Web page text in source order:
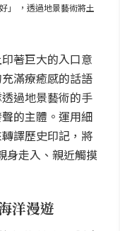
」 ，透過地景藝術將土
著巨大的入口意
滿療癒感的話語
過地景藝術的手
的主體。運用細
譯歷史印記，將
身走入、親近觸摸
洋漫遊